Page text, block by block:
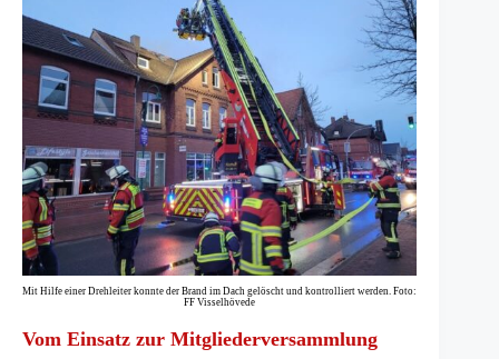
Mit Hilfe einer Drehleiter konnte der Brand im Dach gelöscht und kontrolliert werden. Foto:
FF Visselhövede
Vom Einsatz zur Mitgliederversammlung